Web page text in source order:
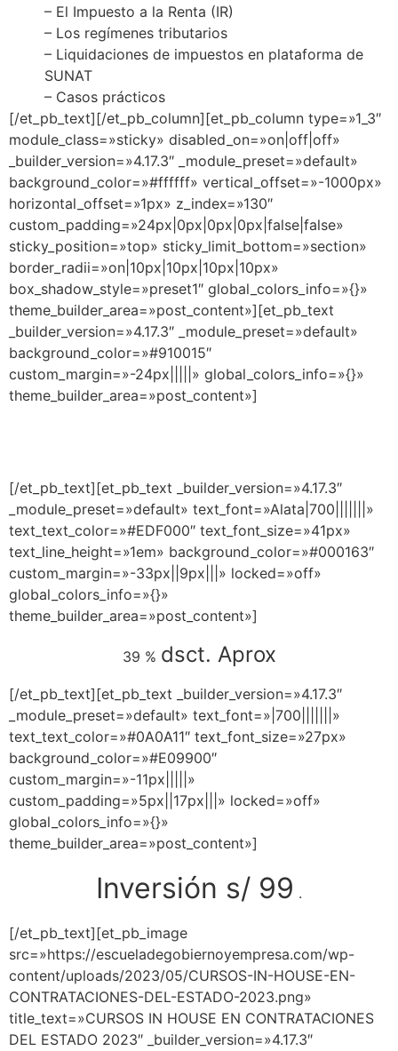
– El Impuesto a la Renta (IR)
– Los regímenes tributarios
– Liquidaciones de impuestos en plataforma de
SUNAT
– Casos prácticos
[/et_pb_text][/et_pb_column][et_pb_column type=»1_3″
module_class=»sticky» disabled_on=»on|off|off»
_builder_version=»4.17.3″ _module_preset=»default»
background_color=»#ffffff» vertical_offset=»-1000px»
horizontal_offset=»1px» z_index=»130″
custom_padding=»24px|0px|0px|0px|false|false»
sticky_position=»top» sticky_limit_bottom=»section»
border_radii=»on|10px|10px|10px|10px»
box_shadow_style=»preset1″ global_colors_info=»{}»
theme_builder_area=»post_content»][et_pb_text
_builder_version=»4.17.3″ _module_preset=»default»
background_color=»#910015″
custom_margin=»-24px|||||» global_colors_info=»{}»
theme_builder_area=»post_content»]
[/et_pb_text][et_pb_text _builder_version=»4.17.3″
_module_preset=»default» text_font=»Alata|700|||||||»
text_text_color=»#EDF000″ text_font_size=»41px»
text_line_height=»1em» background_color=»#000163″
custom_margin=»-33px||9px|||» locked=»off»
global_colors_info=»{}»
theme_builder_area=»post_content»]
39 % dsct. Aprox
[/et_pb_text][et_pb_text _builder_version=»4.17.3″
_module_preset=»default» text_font=»|700|||||||»
text_text_color=»#0A0A11″ text_font_size=»27px»
background_color=»#E09900″
custom_margin=»-11px|||||»
custom_padding=»5px||17px|||» locked=»off»
global_colors_info=»{}»
theme_builder_area=»post_content»]
Inversión s/ 99 .
[/et_pb_text][et_pb_image
src=»https://escueladegobiernoyempresa.com/wp-
content/uploads/2023/05/CURSOS-IN-HOUSE-EN-
CONTRATACIONES-DEL-ESTADO-2023.png»
title_text=»CURSOS IN HOUSE EN CONTRATACIONES
DEL ESTADO 2023″ _builder_version=»4.17.3″